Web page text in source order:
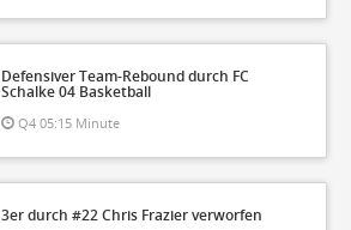
Defensiver Team-Rebound durch FC
Schalke 04 Basketball
Q4 05:15 Minute
3er durch #22 Chris Frazier verworfen